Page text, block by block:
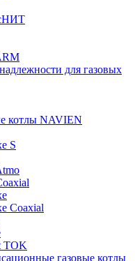
для газовых
котлы NAVIEN
S
Coaxial
TOK
газовые котлы